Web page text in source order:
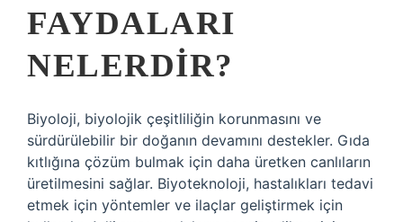
FAYDALARI
NELERDIR?
Biyoloji, biyolojik çeşitliliğin korunmasını ve
sürdürülebilir bir doğanın devamını destekler. Gıda
kıtlığına çözüm bulmak için daha üretken canlıların
üretilmesini sağlar. Biyoteknoloji, hastalıkları tedavi
etmek için yöntemler ve ilaçlar geliştirmek için